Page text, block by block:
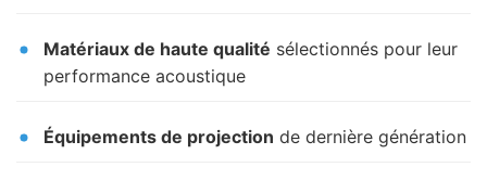
Matériaux de haute qualité sélectionnés pour leur
performance acoustique
Équipements de projection de dernière génération